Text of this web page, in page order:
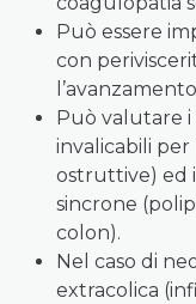
Può essere
con
Può valutare i
invalicabili per
ostruttive) ed
sincrone
colon).
Nel caso di
extracolica